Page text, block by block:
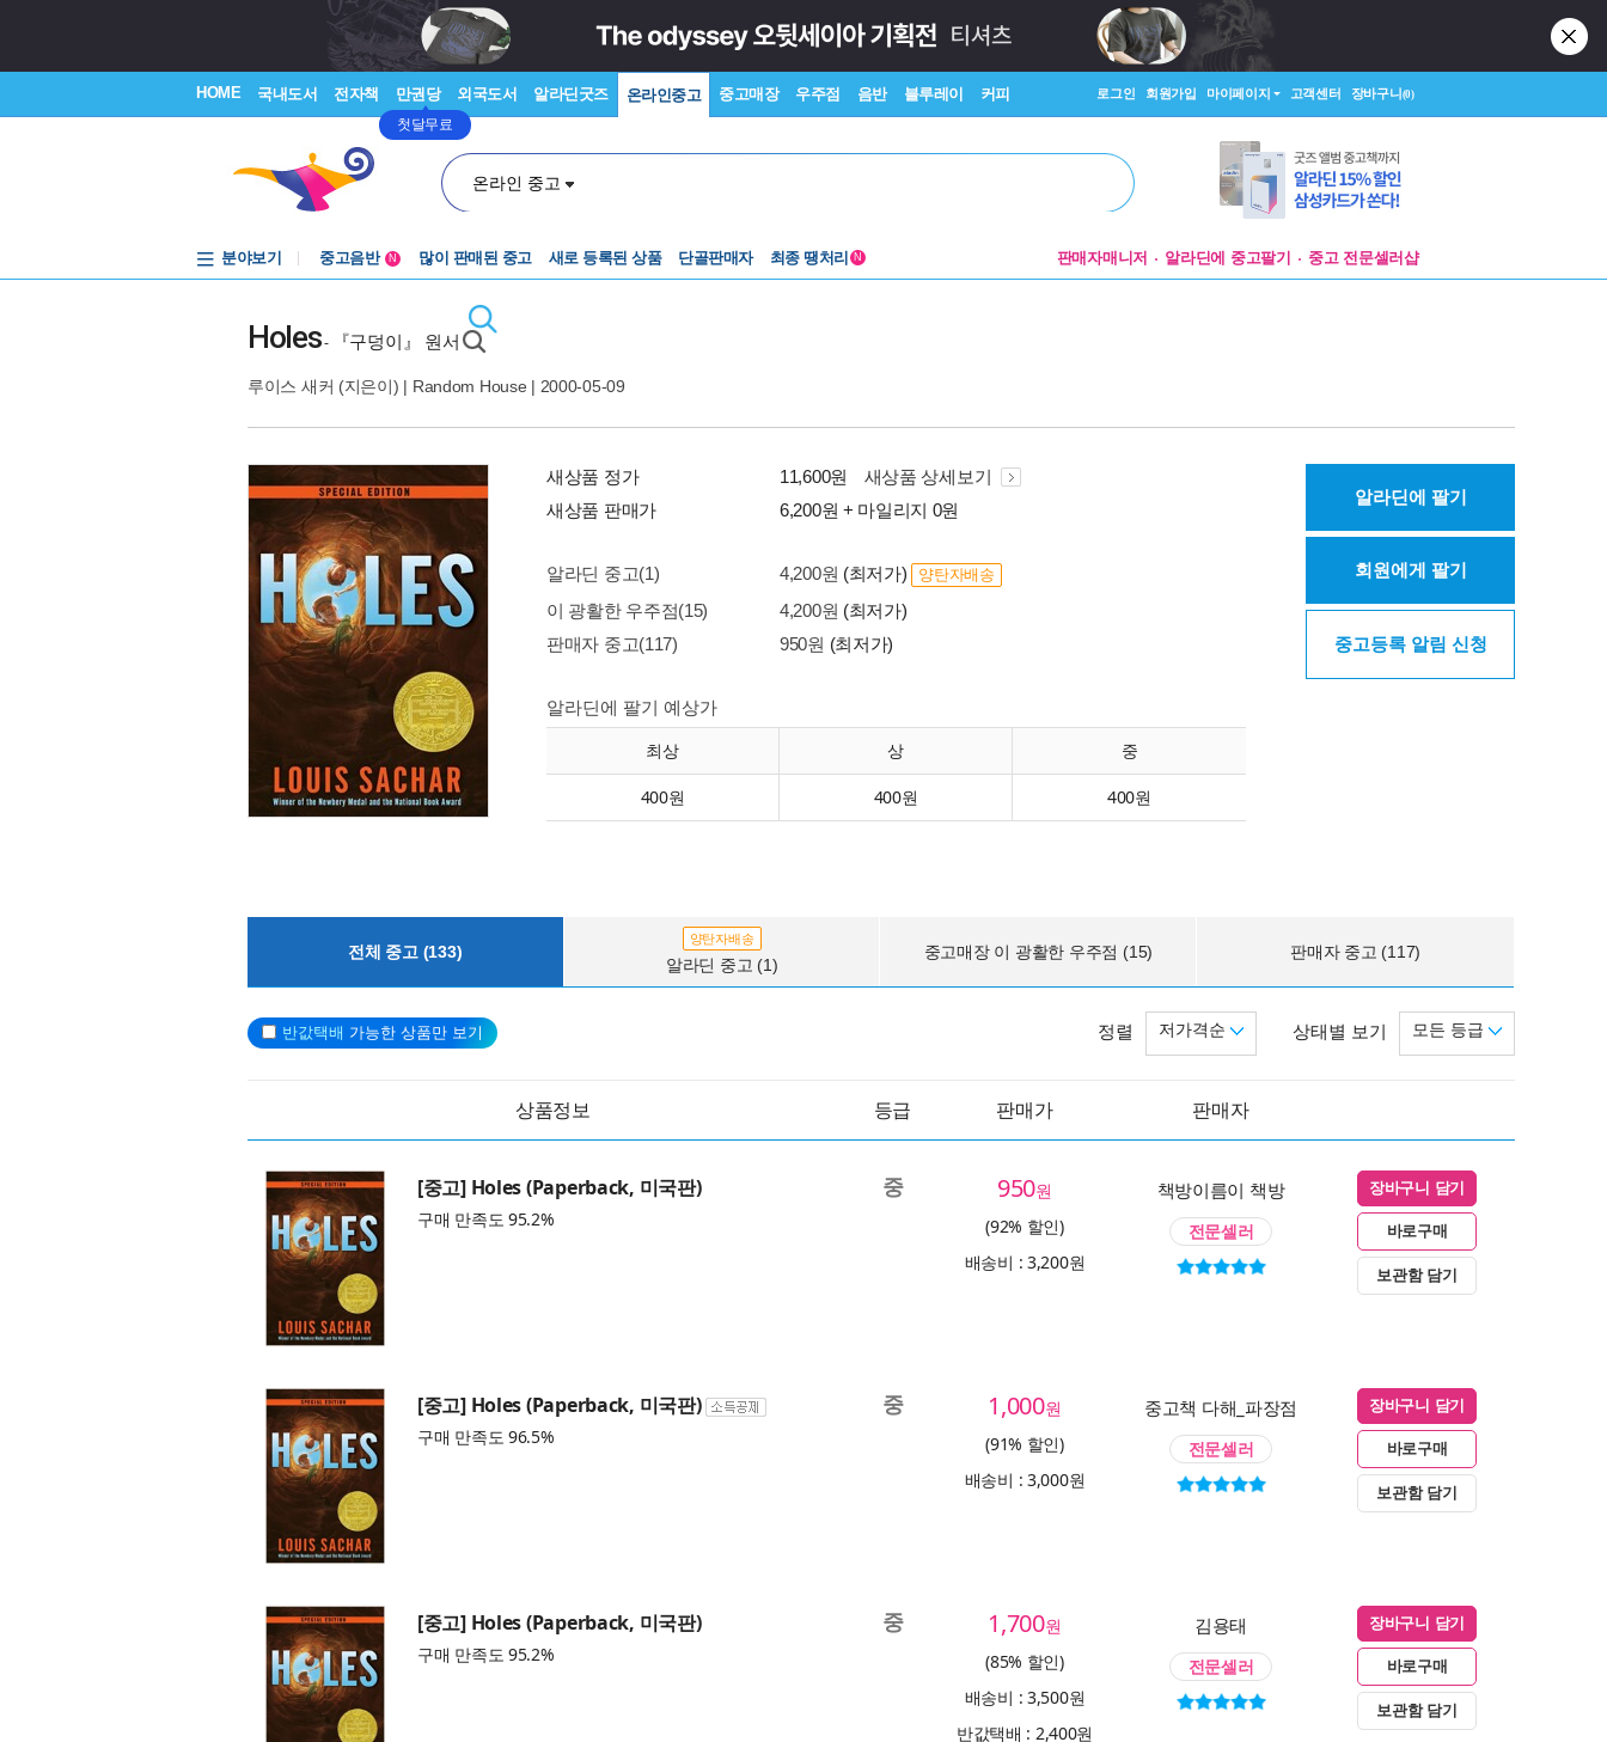
HOME 국내도서 전자책 만권당
첫달무료
외국도서 알라딘굿즈 온라인중고 중고매장 우주점 음반 블루레이 커피 로그인 회원가입 마이페이지 고객센터 장바구니(0)
온라인 중고
분야보기
중고음반
N 많이 판매된 중고 새로 등록된 상품 단골판매자 최종 땡처리 N 판매자매니저 알라딘에 중고팔기 중고 전문셀러샵
Holes- 『구덩이』 원서
루이스 새커 (지은이) | Random House | 2000-05-09
새상품 정가 11,600원
새상품 상세보기
새상품 판매가
6,200원 + 마일리지 0원
알라딘 중고(1) 4,200원 (최저가) 양탄자배송
이 광활한 우주점(15) 4,200원 (최저가)
판매자 중고(117)
950원 (최저가)
알라딘에 팔기 예상가
최상 상 중
400원 400원 400원
알라딘에 팔기
회원에게 팔기
중고등록 알림 신청
전체 중고 (133)
양탄자배송
알라딘 중고 (1)
중고매장 이 광활한 우주점 (15) 판매자 중고 (117)
반값택배 가능한 상품만 보기 상태별 보기 모든 등급
정렬 저가격순
상품정보 등급 판매가 판매자
[중고] Holes (Paperback, 미국판)
구매 만족도 95.2%
중 950원
(92% 할인)
배송비 : 3,200원
책방이름이 책방
전문셀러
장바구니 담기
바로구매
보관함 담기
[중고] Holes (Paperback, 미국판)
구매 만족도 96.5%
중 1,000원
(91% 할인)
배송비 : 3,000원
중고책 다해_파장점
전문셀러
장바구니 담기
바로구매
보관함 담기
[중고] Holes (Paperback, 미국판)
구매 만족도 95.2%
중 1,700원
(85% 할인)
배송비 : 3,500원
반값택배 : 2,400원
김용태
전문셀러
장바구니 담기
바로구매
보관함 담기